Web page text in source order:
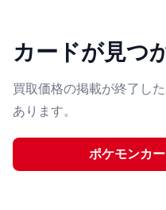
カードが見つ
買取価格の掲載が終了し
あります。
ポケモンカ